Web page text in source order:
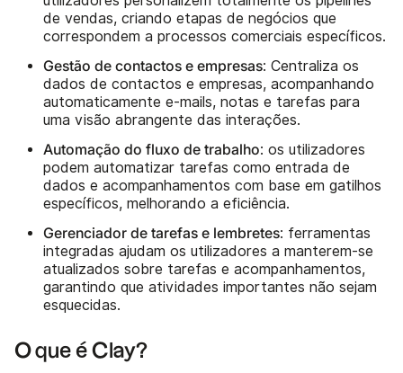
de vendas, criando etapas de negócios que
correspondem a processos comerciais específicos.
Gestão de contactos e empresas: Centraliza os
dados de contactos e empresas, acompanhando
automaticamente e-mails, notas e tarefas para
uma visão abrangente das interações.
Automação do fluxo de trabalho: os utilizadores
podem automatizar tarefas como entrada de
dados e acompanhamentos com base em gatilhos
específicos, melhorando a eficiência.
Gerenciador de tarefas e lembretes: ferramentas
integradas ajudam os utilizadores a manterem-se
atualizados sobre tarefas e acompanhamentos,
garantindo que atividades importantes não sejam
esquecidas.
O que é Clay?